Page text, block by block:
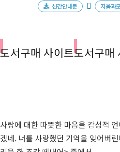
신간안내문 자음과
도서구매 사이트도서구매
사랑에 대한 따뜻한 마음을 감성적
겠네. 너를 사랑했던 기억을 잊어버